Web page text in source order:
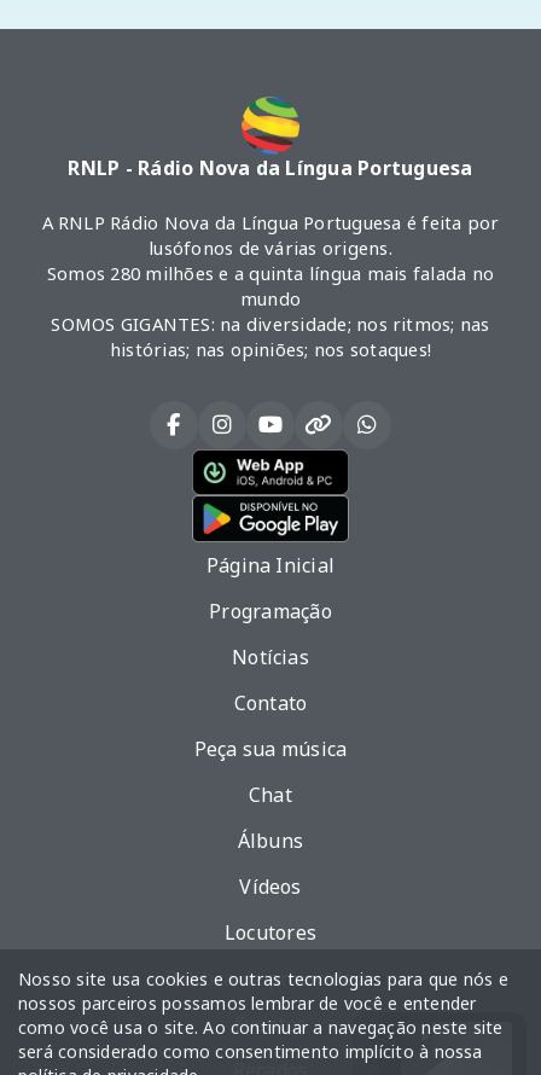
RNLP - Rádio Nova da Língua Portuguesa
A RNLP Rádio Nova da Língua Portuguesa é feita por
lusófonos de várias origens.
Somos 280 milhões e a quinta língua mais falada no
mundo
SOMOS GIGANTES: na diversidade; nos ritmos; nas
histórias; nas opiniões; nos sotaques!
Página Inicial
Programação
Notícias
Contato
Peça sua música
Chat
Álbuns
Vídeos
Locutores
Política de privacidade
Eventos
Nosso site usa cookies e outras tecnologias para que nós e
nossos parceiros possamos lembrar de você e entender
como você usa o site. Ao continuar a navegação neste site
será considerado como consentimento implícito à nossa